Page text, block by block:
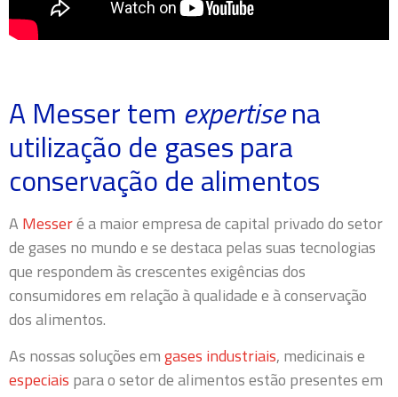
A Messer tem expertisena
utilização de gases para
conservação de alimentos
A Messeré a maior empresa de capital privado do setor
de gases no mundo ese destaca pelas suas tecnologias
que respondem às crescentes exigências dos
consumidores em relação à qualidade e à conservação
dos alimentos.
As nossas soluções emgases industriais, medicinais e
especiais para o setor de alimentos estão presentes em